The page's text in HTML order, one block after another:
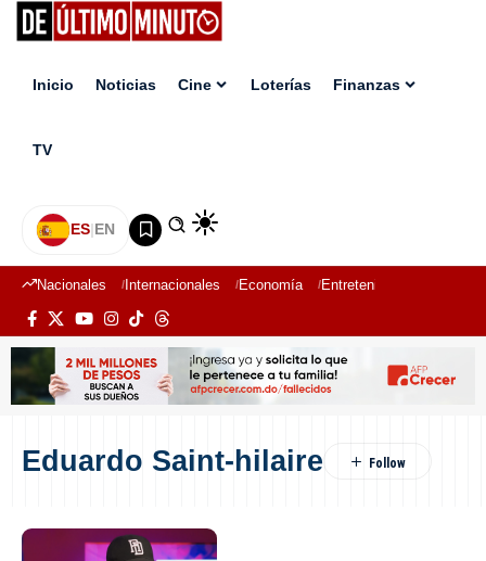
Inicio Noticias Cine Loterías Finanzas
TV
ES|EN
Nacionales Internacionales Economía Entretenimiento
Eduardo Saint-hilaire